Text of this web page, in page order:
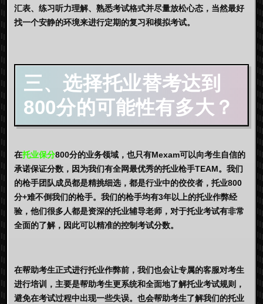
汇表、练习听力理解、熟悉考试格式并尽量放松心态，当然最好
找一个安静的环境来进行定期的复习和模拟考试。
三、选择托业替考达到
800分的可能性有多大？
在托业保分800分的业务领域，也只有Mexam可以向考生自信的
承诺保证分数，因为我们有全网最优秀的托业枪手TEAM。我们
的枪手团队成员都是精挑细选，都是行业中的佼佼者，托业800
分+难不倒我们的枪手。我们的枪手均有3年以上的托业作弊经
验，他们很多人都是资深的托业辅导老师，对于托业考试有非常
全面的了解，因此可以精准的控制考试分数。
在帮助考生正式进行托业作弊前，我们也会让专属的客服对考生
进行培训，主要是帮助考生更系统和全面地了解托业考试规则，
避免在考试过程中出现一些失误。也会帮助考生了解我们的托业